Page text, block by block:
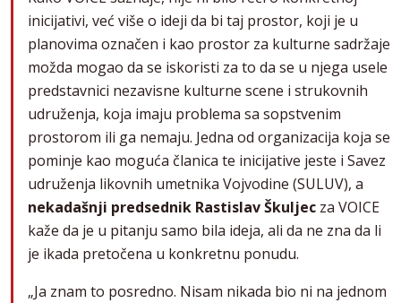
inicijativi, već više o ideji da bi taj prostor, koji je u
planovima označen i kao prostor za kulturne sadržaje
možda mogao da se iskoristi za to da se u njega usele
predstavnici nezavisne kulturne scene i strukovnih
udruženja, koja imaju problema sa sopstvenim
prostorom ili ga nemaju. Jedna od organizacija koja se
pominje kao moguća članica te inicijative jeste i Savez
udruženja likovnih umetnika Vojvodine (SULUV), a
nekadašnji predsednik Rastislav Škuljec za VOICE
kaže da je u pitanju samo bila ideja, ali da ne zna da li
je ikada pretočena u konkretnu ponudu.
„Ja znam to posredno. Nisam nikada bio ni na jednom